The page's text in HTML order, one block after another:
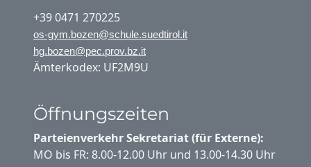
+39 0471 270225
os-gym.bozen@schule.suedtirol.it
hg.bozen@pec.prov.bz.it
Ämterkodex: UF2M9U
Öffnungszeiten
Parteienverkehr Sekretariat (für Externe):
MO bis FR: 8.00-12.00 Uhr und 13.00-14.30 Uhr